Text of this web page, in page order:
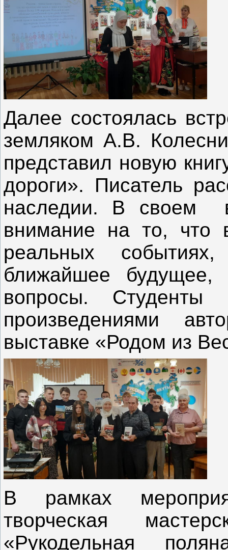
Далее состоялась
земляком А.В.
представил новую
дороги». Писатель
наследии. В своем
внимание на то, что
реальных
ближайшее будущее,
вопросы. Студенты
произведениями
выставке «Родом из
В рамках
творческая
«Рукодельная